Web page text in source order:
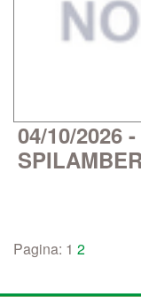
04/10/2026
Pagina: 1 2